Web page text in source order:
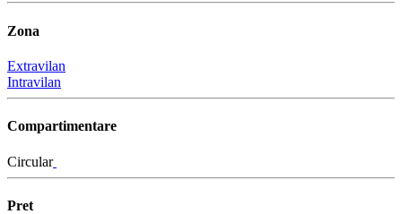
Zona
Extravilan
Intravilan
Compartimentare
Circular
Pret